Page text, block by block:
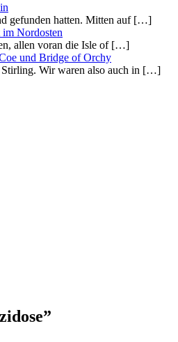
gefunden hatten. Mitten auf […]
Nordosten
allen voran die Isle of […]
und Bridge of Orchy
Stirling. Wir waren also auch in […]